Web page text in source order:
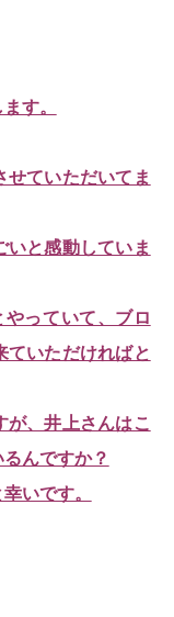
す。
せていただいてま
いと感動していま
っていて、ブロ
ていただければと
、井上さんはこ
んですか？
いです。